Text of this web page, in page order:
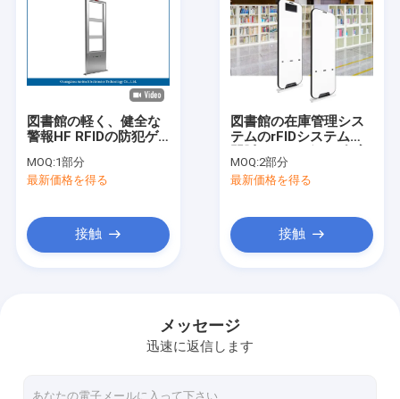
私達について
工場旅行
ニュース
引用を要求しなさい
RFID のゲートの読者
図書館の軽く、健全な
警報HF RFIDの防犯ゲ
MOQ:1部分
最新価格を得る
接触
図書館の在庫管理シス
テムのrFIDシステムは
管理のrFIDの反盗難シ
ステムのためのUHF長
MOQ:2部分
最新価格を得る
接触
メッセージ
迅速に返信します